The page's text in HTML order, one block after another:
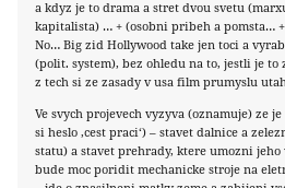
a kdyz je to drama a stret dvou svetu
kapitalista) … + (osobni pribeh a pomsta…
No… Big zid Hollywood take jen toci a
(polit. system), bez ohledu na to, jestli je to
z tech si ze zasady v usa film prumyslu
Ve svych projevech vyzyva (oznamuje) ze
si heslo ‚cest praci‘) – stavet dalnice a
statu) a stavet prehrady, ktere umozni
bude moc poridit mechanicke stroje na